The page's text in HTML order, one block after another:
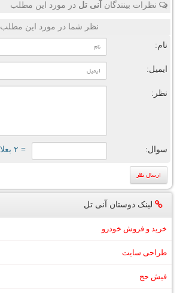
نظرات بینندگان آنی تل در مورد این مطلب
نظر شما در مورد این مطلب
نام:
ایمیل:
نظر:
سوال: = ۲ بعلاوه ۱
لینک دوستان آنی تل
خرید و فروش خودرو
طراحی سایت
فیش حج